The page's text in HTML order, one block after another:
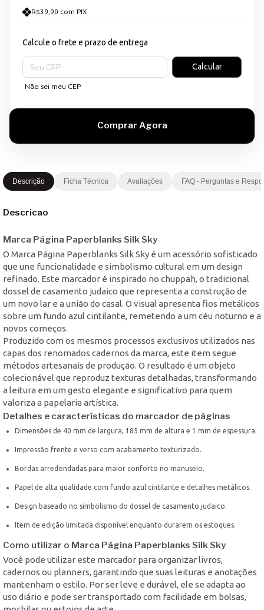
R$39,90 com PIX
Calcule o frete e prazo de entrega
Entregas para o CEP:
Calcular
Não sei meu CEP
Descrição Ficha Técnica Avaliações FAQ - Perguntas e
Descricao
Marca Página Paperblanks Silk Sky
O Marca Página Paperblanks Silk Sky é um acessório sofisticado
que une funcionalidade e simbolismo cultural em um design
refinado. Este marcador é inspirado no chuppah, o tradicional
dossel de casamento judaico que representa a construção de
um novo lar e a união do casal. O visual apresenta fios metálicos
sobre um fundo azul cintilante, remetendo a um céu noturno e a
novos começos.
Produzido com os mesmos processos exclusivos utilizados nas
capas dos renomados cadernos da marca, este item segue
métodos artesanais de produção. O resultado é um objeto
colecionável que reproduz texturas detalhadas, transformando
a leitura em um gesto elegante e significativo para quem
valoriza a papelaria artística.
Detalhes e características do marcador de páginas
Dimensões de 40 mm de largura, 185 mm de altura e 1 mm de espessura.
Impressão frente e verso com acabamento texturizado.
Bordas arredondadas para maior conforto no manuseio.
Papel de alta qualidade com fundo azul cintilante e detalhes metálicos.
Design baseado no simbolismo do dossel de casamento judaico.
Item de edição limitada disponível enquanto durarem os estoques.
Como utilizar o Marca Página Paperblanks Silk Sky
Você pode utilizar este marcador para organizar livros,
cadernos ou planners, garantindo que suas leituras e anotações
mantenham o estilo. Por ser leve e durável, ele se adapta ao
uso diário e pode ser transportado com facilidade em bolsas,